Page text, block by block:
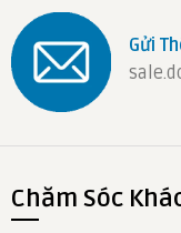
Gửi
Chăm Sóc